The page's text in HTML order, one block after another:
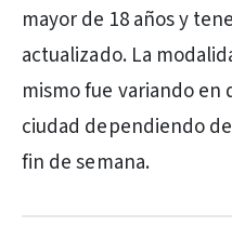
mayor de 18 años y
actualizado. La
mismo fue variando en
ciudad dependiendo
fin de semana.